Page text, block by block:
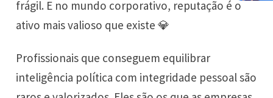
frágil. E no mundo corporativo, reputação é o
ativo mais valioso que existe 💎
Profissionais que conseguem equilibrar
inteligência política com integridade pessoal são